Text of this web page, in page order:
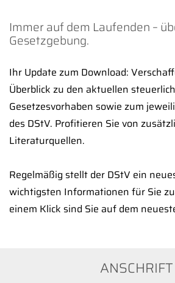
Immer auf dem Laufenden –
Gesetzgebung.
Ihr Update zum Download:
Überblick zu den aktuellen
Gesetzesvorhaben sowie zum
des DStV. Profitieren Sie von
Literaturquellen.
Regelmäßig stellt der DStV ein
wichtigsten Informationen für Sie
einem Klick sind Sie auf dem
ANSCHRIFT